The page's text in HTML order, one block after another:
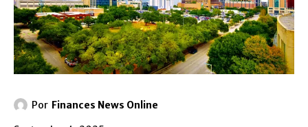
Por Finances News Online